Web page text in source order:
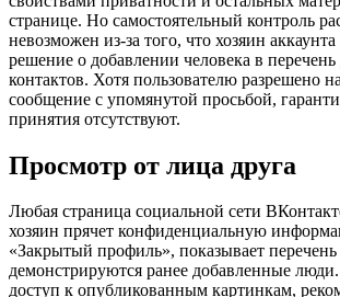
странице. Но самостоятельный контроль
невозможен из-за того, что хозяин
решение о добавлении человека в
контактов. Хотя пользователю разрешено
сообщение с упомянутой просьбой,
принятия отсутствуют.
Просмотр от лица друга
Любая страница социальной сети
хозяин прячет конфиденциальную
«Закрытый профиль», показывает
демонстрируются ранее добавленные
доступ к опубликованным картинкам,